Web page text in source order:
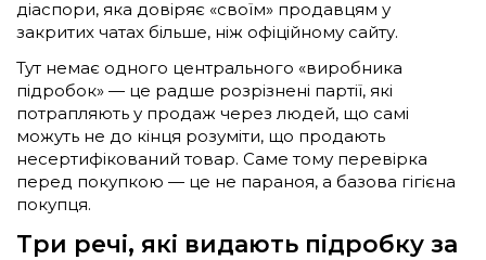
діаспори, яка довіряє «своїм» продавцям у
закритих чатах більше, ніж офіційному сайту.
Тут немає одного центрального «виробника
підробок» — це радше розрізнені партії, які
потрапляють у продаж через людей, що самі
можуть не до кінця розуміти, що продають
несертифікований товар. Саме тому перевірка
перед покупкою — це не параноя, а базова гігієна
покупця.
Три речі, які видають підробку за